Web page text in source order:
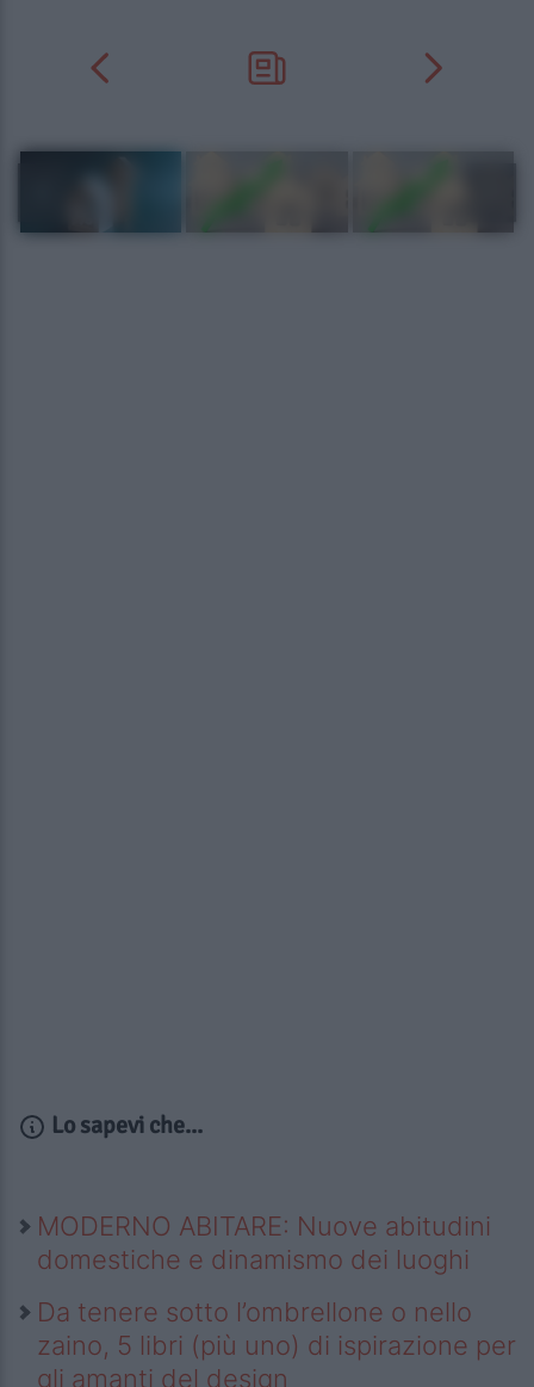
Lo sapevi che...
MODERNO ABITARE: Nuove abitudini
domestiche e dinamismo dei luoghi
Da tenere sotto l’ombrellone o nello
zaino, 5 libri (più uno) di ispirazione per
gli amanti del design